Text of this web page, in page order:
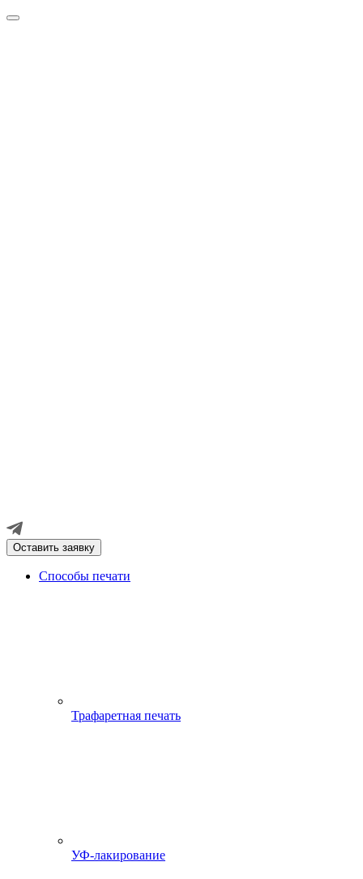
Оставить заявку
Способы печати
Трафаретная печать
УФ-лакирование